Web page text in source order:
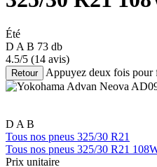
Été
D A B 73 db
4.5/5 (14 avis)
Retour Appuyez deux fois pour
D A B
Tous nos pneus 325/30 R21
Tous nos pneus 325/30 R21
Prix unitaire